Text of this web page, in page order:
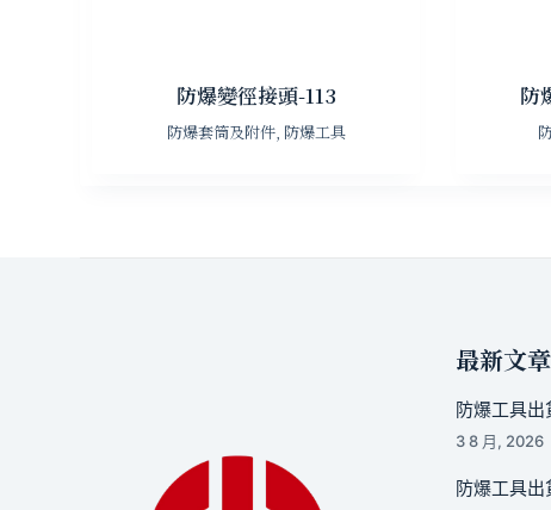
防爆變徑接頭-113
防爆套筒及附件, 防爆工具
防
最新文章
防爆工具出
3 8 月, 2026
防爆工具出